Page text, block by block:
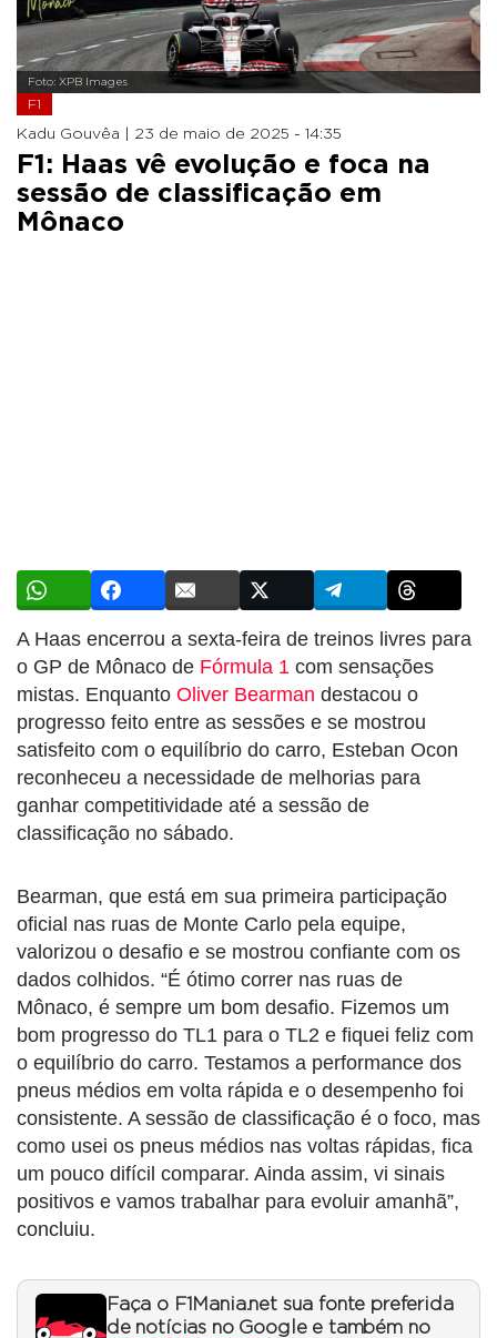
Foto: XPB Images
F1
Kadu Gouvêa | 23 de maio de 2025 - 14:35
F1: Haas vê evolução e foca na
sessão de classificação em
Mônaco
A Haas encerrou a sexta-feira de treinos livres para
o GP de Mônaco de Fórmula 1 com sensações
mistas. Enquanto Oliver Bearman destacou o
progresso feito entre as sessões e se mostrou
satisfeito com o equilíbrio do carro, Esteban Ocon
reconheceu a necessidade de melhorias para
ganhar competitividade até a sessão de
classificação no sábado.
Bearman, que está em sua primeira participação
oficial nas ruas de Monte Carlo pela equipe,
valorizou o desafio e se mostrou confiante com os
dados colhidos. “É ótimo correr nas ruas de
Mônaco, é sempre um bom desafio. Fizemos um
bom progresso do TL1 para o TL2 e fiquei feliz com
o equilíbrio do carro. Testamos a performance dos
pneus médios em volta rápida e o desempenho foi
consistente. A sessão de classificação é o foco, mas
como usei os pneus médios nas voltas rápidas, fica
um pouco difícil comparar. Ainda assim, vi sinais
positivos e vamos trabalhar para evoluir amanhã”,
concluiu.
Faça o F1Mania.net sua fonte preferida
de notícias no Google e também no